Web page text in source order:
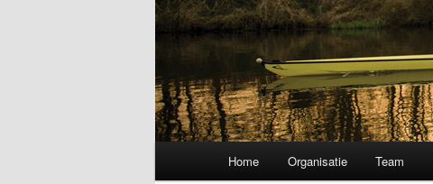
Skip to primary content
Home Organisatie Team